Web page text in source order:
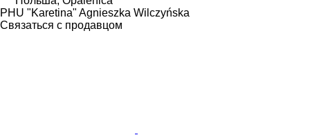
PHU "Karetina" Agnieszka Wilczyńska
Связаться с продавцом